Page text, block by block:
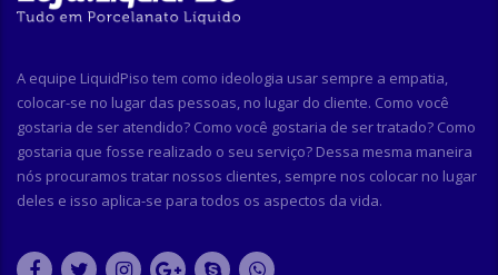
A equipe LiquidPiso tem como ideologia usar sempre a empatia,
colocar-se no lugar das pessoas, no lugar do cliente. Como você
gostaria de ser atendido? Como você gostaria de ser tratado? Como
gostaria que fosse realizado o seu serviço? Dessa mesma maneira
nós procuramos tratar nossos clientes, sempre nos colocar no lugar
deles e isso aplica-se para todos os aspectos da vida.